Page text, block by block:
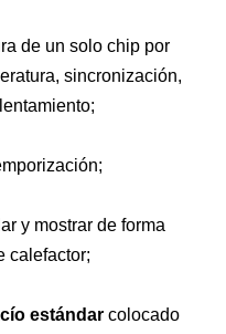
de un solo chip por
sincronización,
y mostrar de forma
calefactor;
estándar colocado